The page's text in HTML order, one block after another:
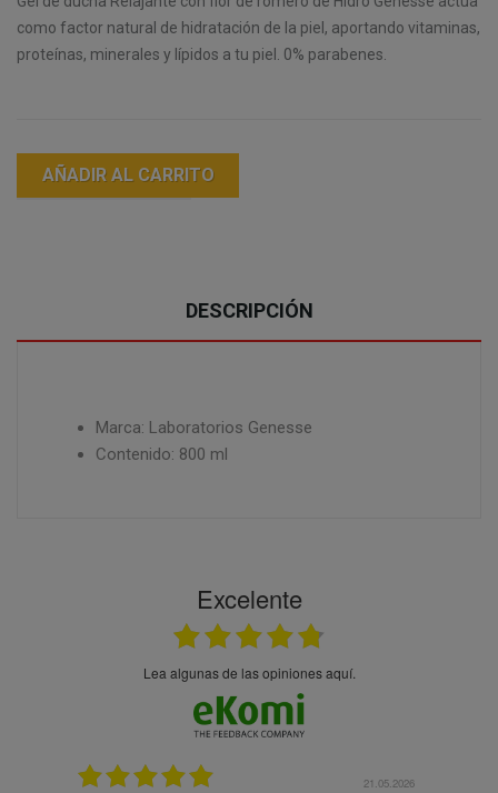
como factor natural de hidratación de la piel, aportando vitaminas,
proteínas, minerales y lípidos a tu piel. 0% parabenes.
AÑADIR AL CARRITO
DESCRIPCIÓN
Marca: Laboratorios Genesse
Contenido: 800 ml
Excelente
Lea algunas de las opiniones aquí.
21.05.2026